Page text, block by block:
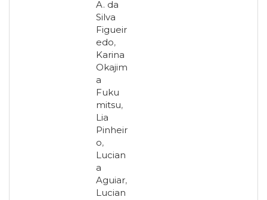
A. da
Silva
Figueir
edo,
Karina
Okajim
a
Fuku
mitsu,
Lia
Pinheir
o,
Lucian
a
Aguiar,
Lucian